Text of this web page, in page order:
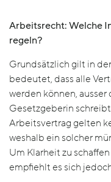
Arbeitsrecht: Welche
regeln?
Grundsätzlich gilt in
bedeutet, dass alle
werden können,
Gesetzgeberin
Arbeitsvertrag gelten
weshalb ein solcher
Um Klarheit zu
empfiehlt es sich